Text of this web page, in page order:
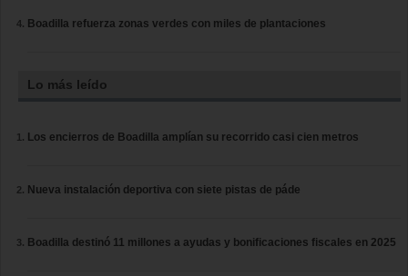
Boadilla refuerza zonas verdes con miles de plantaciones
Lo más leído
Los encierros de Boadilla amplían su recorrido casi cien metros
Nueva instalación deportiva con siete pistas de páde
Boadilla destinó 11 millones a ayudas y bonificaciones fiscales en 2025